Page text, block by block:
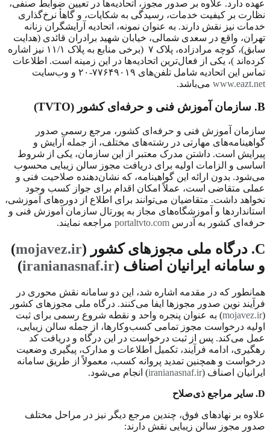
عهده دارد. علاوه بر صدور مجوز، اتحادیه‌ها در تعیین ضوابط صنفی،
نظارت بر کیفیت خدمات، رسیدگی به شکایات، و گاهأ نرخ‌گذاری
خدمات نیز نقش دارند. به عنوان نمونه، اتحادیه آرایشگران زنانه
تهران، واقع در سعدی شمالی، خیابان شهید برادران قائدی (هدایت
سابق)، کوچه مرادزاده، پلاک ۷ (برخی منابع به پلاک ۱۱/۱ نیز اشاره
کرده‌اند )، یکی از فعال‌ترین اتحادیه‌ها در این زمینه است. اطلاعات
تماس این اتحادیه شامل تلفن‌های ۷۷۶۴۹۰۱۹-۲۰
و وب‌سایت
www.eazt.net می‌باشد.
B. سازمان آموزش فنی و حرفه‌ای کشور (TVTO
)
سازمان آموزش فنی و حرفه‌ای کشور، مرجع رسمی صدور
گواهینامه‌های مهارتی در رشته‌های مختلف، از جمله آرایش و
پیرایش است. داشتن مدرک معتبر از این سازمان، یکی از شروط
اساسی و الزامات اولیه برای دریافت مجوز سالن زیبایی محسوب
می‌شود. بدون ارائه این گواهینامه، که نشان‌دهنده صلاحیت فنی و
عملی متقاضی است، عملاً امکان اقدام برای جواز کسب وجود
نخواهد داشت. متقاضیان می‌توانند برای اطلاع از دوره‌های آموزشی،
استانداردها و آموزشگاه‌های مجاز به پورتال سازمان آموزش فنی و
حرفه‌ای کشور به آدرس portaltvto.com مراجعه نمایند.
C. درگاه ملی مجوزهای کشور (mojavez.ir
)
و سامانه ایرانیان اصناف (iranianasnaf.ir
)
همانطور که در مقدمه اشاره شد، این دو سامانه نقش محوری در
فرآیند نوین صدور مجوزها ایفا می‌کنند. درگاه ملی مجوزهای کشور
(
mojavez.ir) به عنوان پنجره واحد و نقطه شروع رسمی برای ثبت
اولیه درخواست مجوز تمامی کسب‌وکارها، از جمله سالن زیبایی،
عمل می‌کند. پس از ثبت درخواست در این درگاه و دریافت کد
رهگیری، ادامه فرآیند، تکمیل اطلاعات و مدارک، پیگیری وضعیت
درخواست و همچنین تمدید پروانه کسب، معمولاً از طریق سامانه
ایرانیان اصناف (iranianasnaf.ir) انجام می‌شود.
D. سایر مراجع ذی‌صلاح
علاوه بر نهادهای فوق، چندین مرجع دیگر نیز در مراحل مختلف
صدور مجوز سالن زیبایی نقش دارند: